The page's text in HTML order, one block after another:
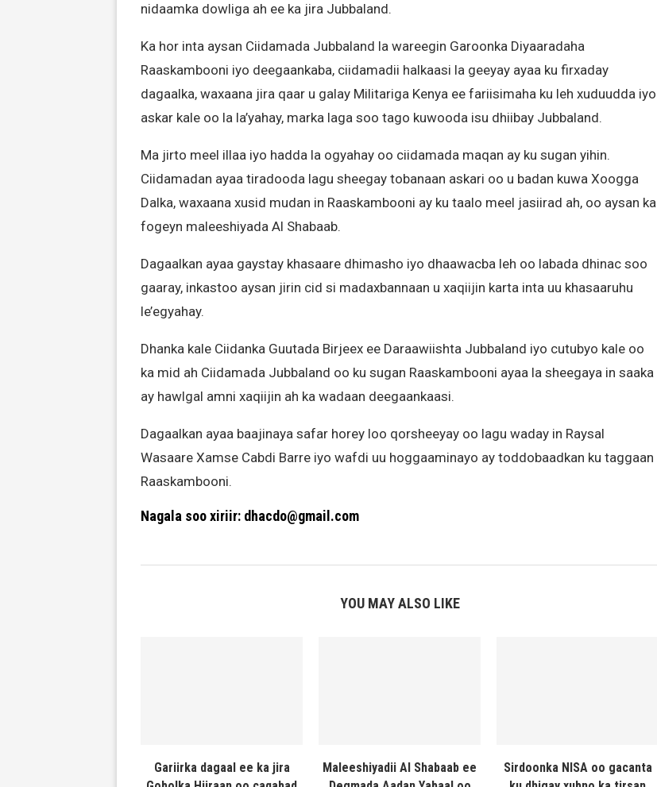
nidaamka dowliga ah ee ka jira Jubbaland.
Ka hor inta aysan Ciidamada Jubbaland la wareegin Garoonka Diyaaradaha
Raaskambooni iyo deegaankaba, ciidamadii halkaasi la geeyay ayaa ku firxaday
dagaalka, waxaana jira qaar u galay Militariga Kenya ee fariisimaha ku leh xuduudda iyo
askar kale oo la la’yahay, marka laga soo tago kuwooda isu dhiibay Jubbaland.
Ma jirto meel illaa iyo hadda la ogyahay oo ciidamada maqan ay ku sugan yihin.
Ciidamadan ayaa tiradooda lagu sheegay tobanaan askari oo u badan kuwa Xoogga
Dalka, waxaana xusid mudan in Raaskambooni ay ku taalo meel jasiirad ah, oo aysan ka
fogeyn maleeshiyada Al Shabaab.
Dagaalkan ayaa gaystay khasaare dhimasho iyo dhaawacba leh oo labada dhinac soo
gaaray, inkastoo aysan jirin cid si madaxbannaan u xaqiijin karta inta uu khasaaruhu
le’egyahay.
Dhanka kale Ciidanka Guutada Birjeex ee Daraawiishta Jubbaland iyo cutubyo kale oo
ka mid ah Ciidamada Jubbaland oo ku sugan Raaskambooni ayaa la sheegaya in saaka
ay hawlgal amni xaqiijin ah ka wadaan deegaankaasi.
Dagaalkan ayaa baajinaya safar horey loo qorsheeyay oo lagu waday in Raysal
Wasaare Xamse Cabdi Barre iyo wafdi uu hoggaaminayo ay toddobaadkan ku taggaan
Raaskambooni.
Nagala soo xiriir: dhacdo@gmail.com
YOU MAY ALSO LIKE
Gariirka dagaal ee ka jira
Maleeshiyadii Al Shabaab ee
Sirdoonka NISA oo gacanta